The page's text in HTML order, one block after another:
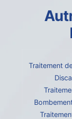
Traitement